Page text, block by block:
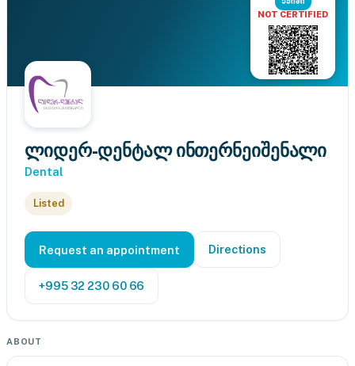
NOT CERTIFIED
ლიდერ-დენტალ ინთერნეიშენალი
Dental
Listed
Request an appointment Directions
+995 32 230 60 66
ABOUT